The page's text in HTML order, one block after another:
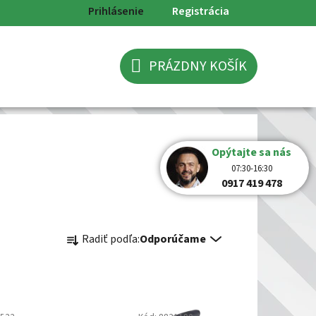
Prihlásenie Registrácia
NÁKUPNÝ
KOŠÍK
PRÁZDNY KOŠÍK
a Radiť podľa:Odporúčame
Opýtajte sa nás
07:30-16:30
0917 419 478